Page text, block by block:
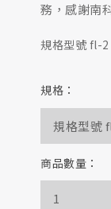
務，感謝南
規格型號 fl-2
規格：
商品數量：